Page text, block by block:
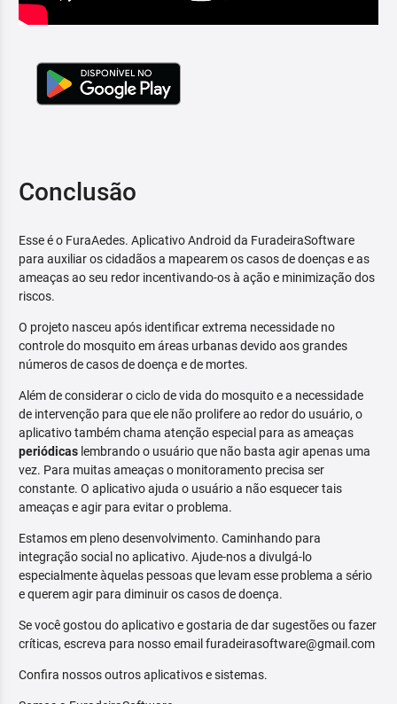
Conclusão
Esse é o FuraAedes. Aplicativo Android da FuradeiraSoftware
para auxiliar os cidadãos a mapearem os casos de doenças e as
ameaças ao seu redor incentivando-os à ação e minimização dos
riscos.
O projeto nasceu após identificar extrema necessidade no
controle do mosquito em áreas urbanas devido aos grandes
números de casos de doença e de mortes.
Além de considerar o ciclo de vida do mosquito e a necessidade
de intervenção para que ele não prolifere ao redor do usuário, o
aplicativo também chama atenção especial para as ameaças
periódicas lembrando o usuário que não basta agir apenas uma
vez. Para muitas ameaças o monitoramento precisa ser
constante. O aplicativo ajuda o usuário a não esquecer tais
ameaças e agir para evitar o problema.
Estamos em pleno desenvolvimento. Caminhando para
integração social no aplicativo. Ajude-nos a divulgá-lo
especialmente àquelas pessoas que levam esse problema a sério
e querem agir para diminuir os casos de doença.
Se você gostou do aplicativo e gostaria de dar sugestões ou fazer
críticas, escreva para nosso email furadeirasoftware@gmail.com
Confira nossos outros aplicativos e sistemas.